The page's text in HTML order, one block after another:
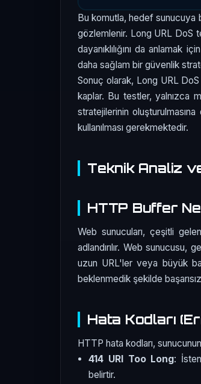
Bu komutla, hedef sunucuya
gözlemlenir. Long URL DoS
dayanıklılığını da anlamak
daha sağlam bir güvenlik
Sonuç olarak, Long URL
kaplar. Bu testler, yalnızca
stratejilerinin
kullanılması gerekmektedir.
Teknik Analiz
HTTP Buffer
Web sunucuları, çeşitli
adlandırılır. Web sunucusu,
uzun URL'ler veya büyük
beklenmedik şekilde
Hata Kodları
HTTP hata kodları,
414 URI Too Long:
belirtir.